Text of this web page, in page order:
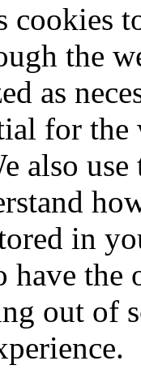
cookies
the
as
for
also
in
have
out of